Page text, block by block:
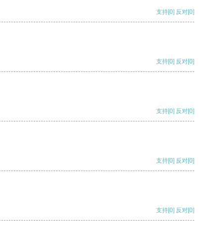
支持[0] 反对[0]
支持[0] 反对[0]
支持[0] 反对[0]
支持[0] 反对[0]
支持[0] 反对[0]